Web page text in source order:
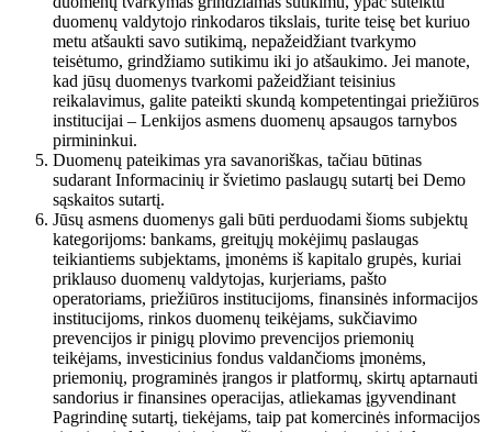
duomenų valdytojo rinkodaros tikslais, turite teisę bet kuriuo
metu atšaukti savo sutikimą, nepažeidžiant tvarkymo
teisėtumo, grindžiamo sutikimu iki jo atšaukimo. Jei manote,
kad jūsų duomenys tvarkomi pažeidžiant teisinius
reikalavimus, galite pateikti skundą kompetentingai priežiūros
institucijai – Lenkijos asmens duomenų apsaugos tarnybos
pirmininkui.
Duomenų pateikimas yra savanoriškas, tačiau būtinas
sudarant Informacinių ir švietimo paslaugų sutartį bei Demo
sąskaitos sutartį.
Jūsų asmens duomenys gali būti perduodami šioms subjektų
kategorijoms: bankams, greitųjų mokėjimų paslaugas
teikiantiems subjektams, įmonėms iš kapitalo grupės, kuriai
priklauso duomenų valdytojas, kurjeriams, pašto
operatoriams, priežiūros institucijoms, finansinės informacijos
institucijoms, rinkos duomenų teikėjams, sukčiavimo
prevencijos ir pinigų plovimo prevencijos priemonių
teikėjams, investicinius fondus valdančioms įmonėms,
priemonių, programinės įrangos ir platformų, skirtų aptarnauti
sandorius ir finansines operacijas, atliekamas įgyvendinant
Pagrindinę sutartį, tiekėjams, taip pat komercinės informacijos